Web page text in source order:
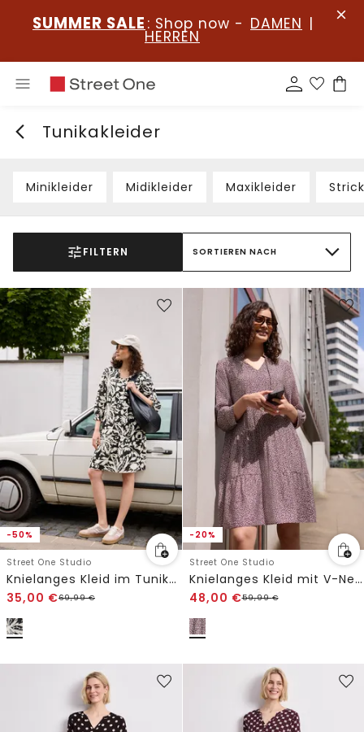
SUMMER SALE : Shop now - DAMEN |
HERREN
Tunikakleider
Minikleider Midikleider Maxikleider
FILTERN SORTIEREN NACH
-50%
Street One Studio
Knielanges Kleid im Tunika-Look
35,00 €69,99€
-20%
Street One Studio
Knielanges Kleid mit V-Neck und Print
48,00 €59,99€